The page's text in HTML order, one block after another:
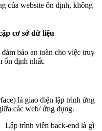
của website ổn định, không
cơ sở dữ liệu
bảo an toàn cho việc truy
ổn định nhất.
là giao diện lập trình ứng
các web/ ứng dụng.